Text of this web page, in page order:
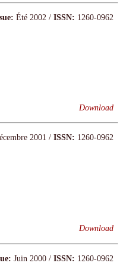
Été 2002 / ISSN: 1260-0962
Download
2001 / ISSN: 1260-0962
Download
Juin 2000 / ISSN: 1260-0962